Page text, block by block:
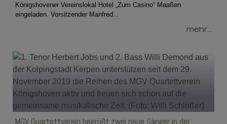
Königshovener Vereinslokal Hotel „Zum Casino“ Maaßen
eingeladen. Vorsitzender Manfred...
mehr...
MGV Quartettverein begrüßt zwei neue Sänger in der